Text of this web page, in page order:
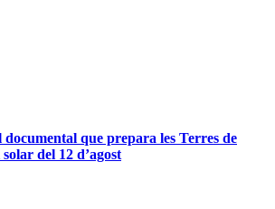
que prepara les Terres de
del 12 d’agost